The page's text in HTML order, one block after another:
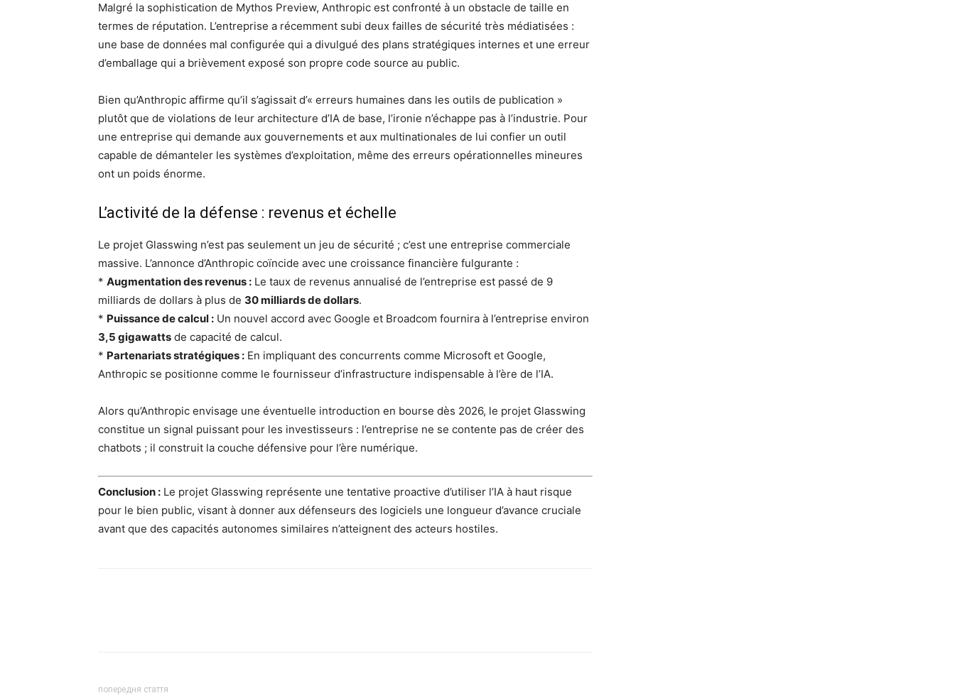
Malgré la sophistication de Mythos Preview, Anthropic est confronté à un obstacle de taille en
termes de réputation. L’entreprise a récemment subi deux failles de sécurité très médiatisées :
une base de données mal configurée qui a divulgué des plans stratégiques internes et une erreur
d’emballage qui a brièvement exposé son propre code source au public.
Bien qu’Anthropic affirme qu’il s’agissait d’« erreurs humaines dans les outils de publication »
plutôt que de violations de leur architecture d’IA de base, l’ironie n’échappe pas à l’industrie. Pour
une entreprise qui demande aux gouvernements et aux multinationales de lui confier un outil
capable de démanteler les systèmes d’exploitation, même des erreurs opérationnelles mineures
ont un poids énorme.
L’activité de la défense : revenus et échelle
Le projet Glasswing n’est pas seulement un jeu de sécurité ; c’est une entreprise commerciale
massive. L’annonce d’Anthropic coïncide avec une croissance financière fulgurante :
* Augmentation des revenus : Le taux de revenus annualisé de l’entreprise est passé de 9
milliards de dollars à plus de 30 milliards de dollars.
* Puissance de calcul : Un nouvel accord avec Google et Broadcom fournira à l’entreprise environ
3,5 gigawatts de capacité de calcul.
* Partenariats stratégiques : En impliquant des concurrents comme Microsoft et Google,
Anthropic se positionne comme le fournisseur d’infrastructure indispensable à l’ère de l’IA.
Alors qu’Anthropic envisage une éventuelle introduction en bourse dès 2026, le projet Glasswing
constitue un signal puissant pour les investisseurs : l’entreprise ne se contente pas de créer des
chatbots ; il construit la couche défensive pour l’ère numérique.
Conclusion : Le projet Glasswing représente une tentative proactive d’utiliser l’IA à haut risque
pour le bien public, visant à donner aux défenseurs des logiciels une longueur d’avance cruciale
avant que des capacités autonomes similaires n’atteignent des acteurs hostiles.
попередня стаття